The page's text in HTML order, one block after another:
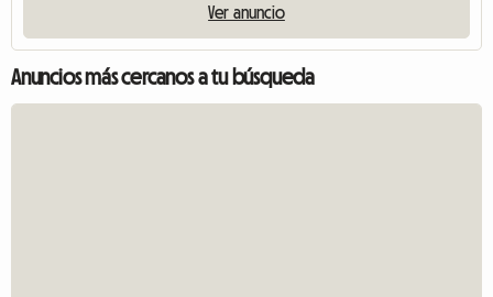
Ver anuncio
Anuncios más cercanos a tu búsqueda